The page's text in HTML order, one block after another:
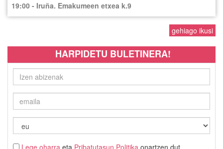
19:00 - Iruña. Emakumeen etxea k.9
gehiago ikusi
HARPIDETU BULETINERA!